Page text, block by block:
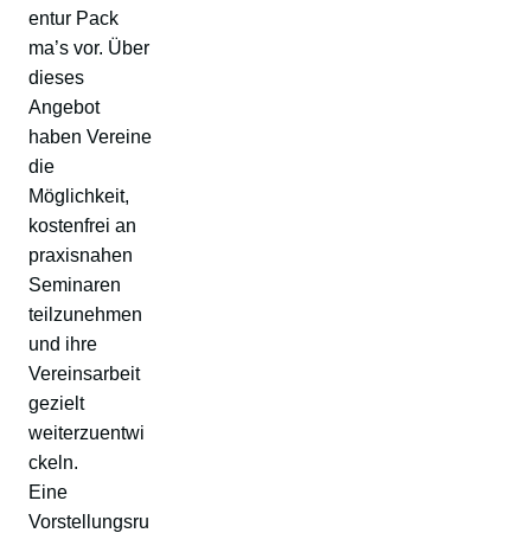
entur Pack
ma’s vor. Über
dieses
Angebot
haben Vereine
die
Möglichkeit,
kostenfrei an
praxisnahen
Seminaren
teilzunehmen
und ihre
Vereinsarbeit
gezielt
weiterzuentwi
ckeln.
Eine
Vorstellungsru